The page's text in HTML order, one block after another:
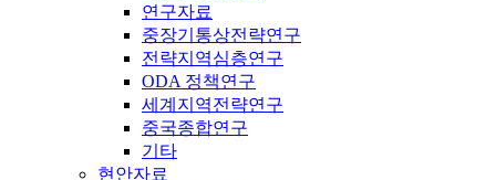
연구자료
중장기통상전략연구
전략지역심층연구
ODA 정책연구
세계지역전략연구
중국종합연구
기타
현안자료